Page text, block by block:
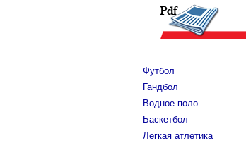
Футбол
Гандбол
Водное поло
Баскетбол
Легкая атлетика